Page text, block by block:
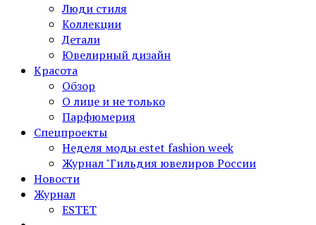
Люди стиля
Коллекции
Детали
Ювелирный дизайн
Красота
Обзор
О лице и не только
Парфюмерия
Спецпроекты
Неделя моды estet fashion week
Журнал "Гильдия ювелиров России
Новости
Журнал
ESTET